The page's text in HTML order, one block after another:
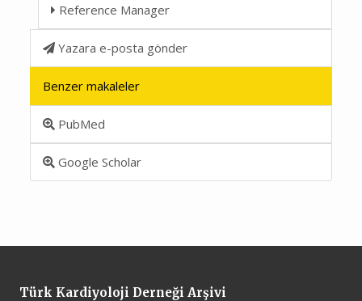
Reference Manager
Yazara e-posta gönder
Benzer makaleler
PubMed
Google Scholar
Türk Kardiyoloji Derneği Arşivi